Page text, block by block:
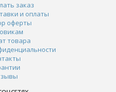
заказ
и оплаты
оферты
товара